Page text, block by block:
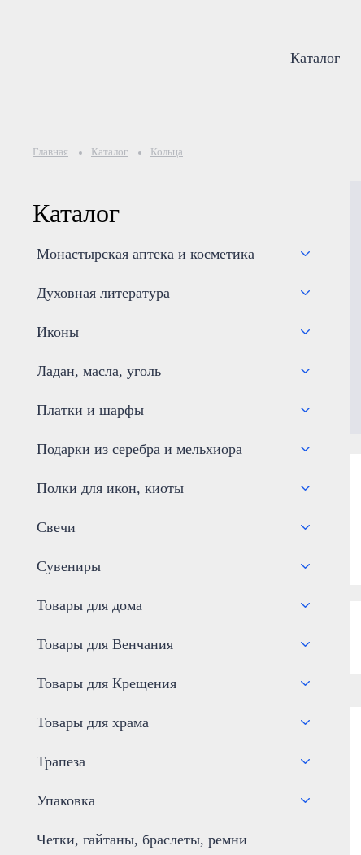
Каталог
Главная Каталог Кольца
Каталог
Монастырская аптека и косметика
Духовная литература
Иконы
Ладан, масла, уголь
Платки и шарфы
Подарки из серебра и мельхиора
Полки для икон, киоты
Свечи
Сувениры
Товары для дома
Товары для Венчания
Товары для Крещения
Товары для храма
Трапеза
Упаковка
Четки, гайтаны, браслеты, ремни